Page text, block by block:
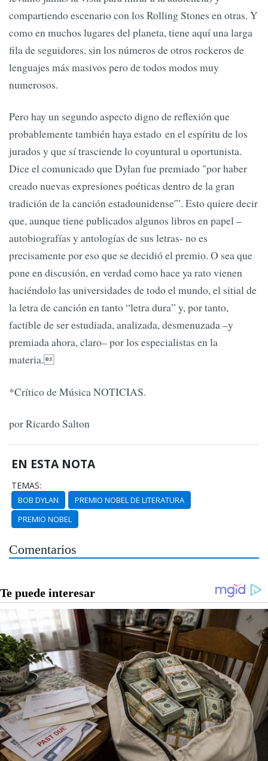
compartiendo escenario con los Rolling Stones en otras. Y
como en muchos lugares del planeta, tiene aquí una larga
fila de seguidores, sin los números de otros rockeros de
lenguajes más masivos pero de todos modos muy
numerosos.
Pero hay un segundo aspecto digno de reflexión que
probablemente también haya estado en el espíritu de los
jurados y que sí trasciende lo coyuntural u oportunista.
Dice el comunicado que Dylan fue premiado "por haber
creado nuevas expresiones poéticas dentro de la gran
tradición de la canción estadounidense'”. Esto quiere decir
que, aunque tiene publicados algunos libros en papel –
autobiografías y antologías de sus letras- no es
precisamente por eso que se decidió el premio. O sea que
pone en discusión, en verdad como hace ya rato vienen
haciéndolo las universidades de todo el mundo, el sitial de
la letra de canción en tanto “letra dura” y, por tanto,
factible de ser estudiada, analizada, desmenuzada –y
premiada ahora, claro– por los especialistas en la
materia.
*Crítico de Música NOTICIAS.
por Ricardo Salton
EN ESTA NOTA
TEMAS:
BOB DYLAN
PREMIO NOBEL DE LITERATURA
PREMIO NOBEL
Comentarios